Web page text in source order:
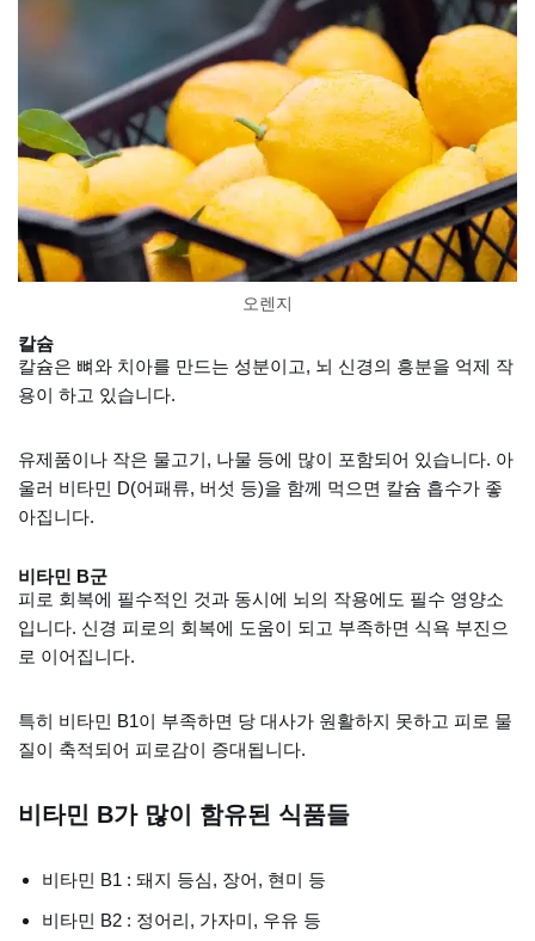
오렌지
칼슘
칼슘은 뼈와 치아를 만드는 성분이고, 뇌 신경의 흥분을 억제 작
용이 하고 있습니다.
유제품이나 작은 물고기, 나물 등에 많이 포함되어 있습니다. 아
울러 비타민 D(어패류, 버섯 등)을 함께 먹으면 칼슘 흡수가 좋
아집니다.
비타민 B군
피로 회복에 필수적인 것과 동시에 뇌의 작용에도 필수 영양소
입니다. 신경 피로의 회복에 도움이 되고 부족하면 식욕 부진으
로 이어집니다.
특히 비타민 B1이 부족하면 당 대사가 원활하지 못하고 피로 물
질이 축적되어 피로감이 증대됩니다.
비타민 B가 많이 함유된 식품들
비타민 B1 : 돼지 등심, 장어, 현미 등
비타민 B2 : 정어리, 가자미, 우유 등